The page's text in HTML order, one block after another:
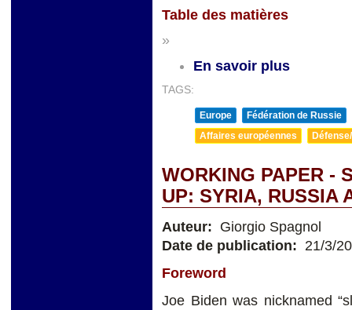
Table des matières
»
En savoir plus
TAGS:
Europe
Fédération de Russie
Affaires européennes
WORKING PAPER -
UP: SYRIA, RUSSIA
Auteur: Giorgio Spagnol
Date de publication: 21/3/
Foreword
Joe Biden was nicknamed